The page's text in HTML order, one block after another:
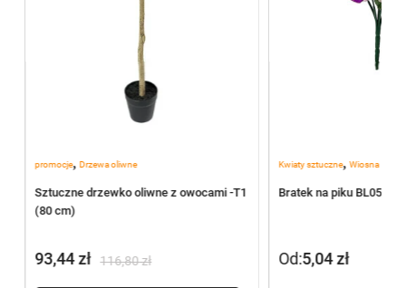
promocje, Drzewa oliwne
Sztuczne drzewko oliwne z owocami -T1
(80 cm)
116,80zł
93,44zł
Kwiaty sztuczne,Wiosna
Bratek na piku BL055/
Od:5,04zł